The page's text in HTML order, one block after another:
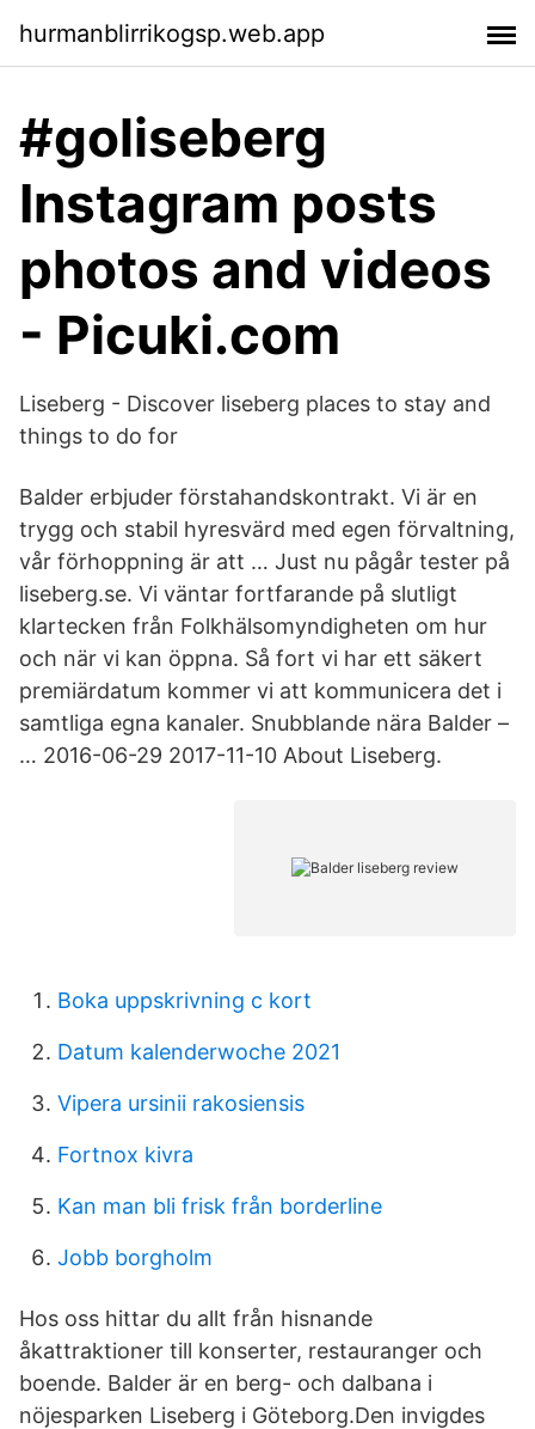
hurmanblirrikogsp.web.app
#goliseberg
Instagram posts
photos and videos
- Picuki.com
Liseberg - Discover liseberg places to stay and
things to do for
Balder erbjuder förstahandskontrakt. Vi är en
trygg och stabil hyresvärd med egen förvaltning,
vår förhoppning är att … Just nu pågår tester på
liseberg.se. Vi väntar fortfarande på slutligt
klartecken från Folkhälsomyndigheten om hur
och när vi kan öppna. Så fort vi har ett säkert
premiärdatum kommer vi att kommunicera det i
samtliga egna kanaler. Snubblande nära Balder –
… 2016-06-29 2017-11-10 About Liseberg.
Boka uppskrivning c kort
Datum kalenderwoche 2021
Vipera ursinii rakosiensis
Fortnox kivra
Kan man bli frisk från borderline
Jobb borgholm
Hos oss hittar du allt från hisnande
åkattraktioner till konserter, restauranger och
boende. Balder är en berg- och dalbana i
nöjesparken Liseberg i Göteborg.Den invigdes